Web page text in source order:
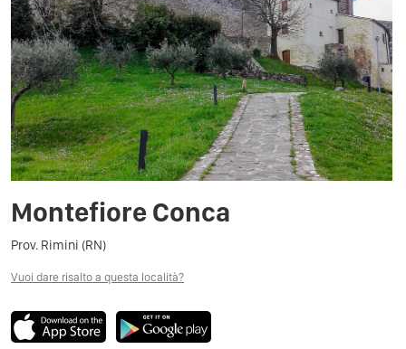
Montefiore Conca
Prov. Rimini (RN)
Vuoi dare risalto a questa località?